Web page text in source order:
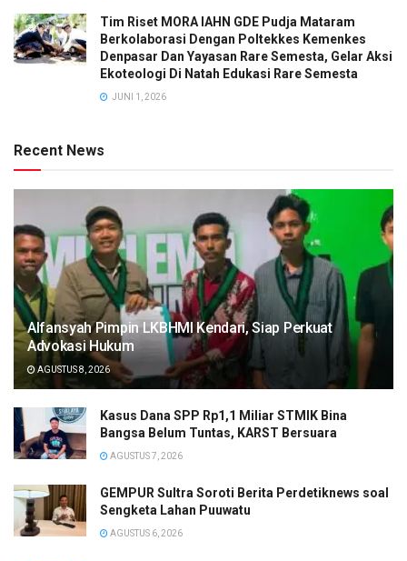
Tim Riset MORA IAHN GDE Pudja Mataram
Berkolaborasi Dengan Poltekkes Kemenkes
Denpasar Dan Yayasan Rare Semesta, Gelar Aksi
Ekoteologi Di Natah Edukasi Rare Semesta
JUNI 1, 2026
Recent News
Alfansyah Pimpin LKBHMI Kendari, Siap Perkuat
Advokasi Hukum
AGUSTUS 8, 2026
Kasus Dana SPP Rp1,1 Miliar STMIK Bina
Bangsa Belum Tuntas, KARST Bersuara
AGUSTUS 7, 2026
GEMPUR Sultra Soroti Berita Perdetiknews soal
Sengketa Lahan Puuwatu
AGUSTUS 6, 2026